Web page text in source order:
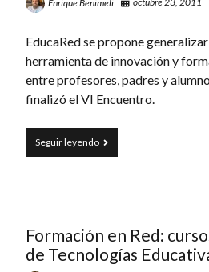
Enrique Benimeli
EducaRed se propone
herramienta de innovación y
entre profesores, padres y
finalizó el VI Encuentro.
Seguir leyendo‘Seré
más
que
el
musical
Formación en Red:
de Tecnologías